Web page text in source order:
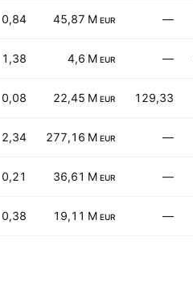
0,84 45,87 M EUR —
1,38 4,6 M EUR —
0,08 22,45 M EUR 129,33
2,34 277,16 M EUR —
0,21 36,61 M EUR —
0,38 19,11 M EUR —